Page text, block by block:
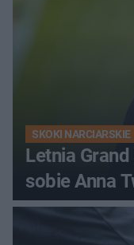
SKOKI NARCIARSKIE
Letnia
sobie Anna